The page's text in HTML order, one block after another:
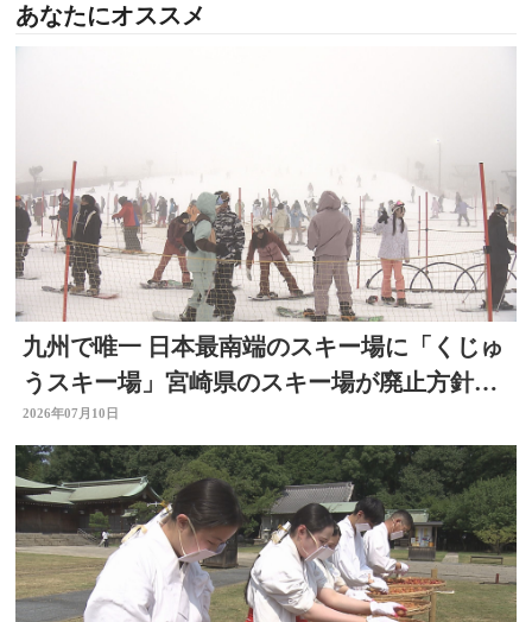
あなたにオススメ
九州で唯一 日本最南端のスキー場に「くじゅ
うスキー場」宮崎県のスキー場が廃止方針
で 大分
2026年07月10日